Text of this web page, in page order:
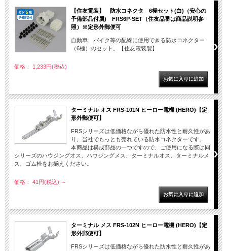
【住友電装】 防水コネクタ 6極セット(白)（安心の
予備部品付属) FRS6P-SET（住友品番は商品説明参
照）※定形外郵便可
自動車、バイク等の配線に使用できる防水コネクター
（6極）のセット。【住友電装製】
価格： 1,233円(税込)
ターミナル オス FRS-101N ヒーロー電機 (HERO)【定
形外郵便可】
FRSシリーズは低価格ながら優れた防水性と耐久性があ
り、当社でもっとも売れている防水コネクターです。
本商品は構成部品の一つですので、ご使用になる際は同
シリーズのハウジングオス、ハウジングメス、ターミナルオス、ターミナルメ
ス、ゴム栓をお揃えください。
価格： 41円(税込) ～
ターミナル メス FRS-102N ヒーロー電機 (HERO)【定
形外郵便可】
FRSシリーズは低価格ながら優れた防水性と耐久性があ